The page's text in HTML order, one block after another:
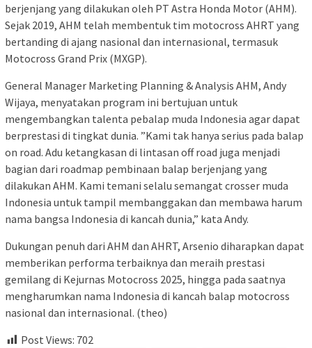
berjenjang yang dilakukan oleh PT Astra Honda Motor (AHM).
Sejak 2019, AHM telah membentuk tim motocross AHRT yang
bertanding di ajang nasional dan internasional, termasuk
Motocross Grand Prix (MXGP).
General Manager Marketing Planning & Analysis AHM, Andy
Wijaya, menyatakan program ini bertujuan untuk
mengembangkan talenta pebalap muda Indonesia agar dapat
berprestasi di tingkat dunia. ”Kami tak hanya serius pada balap
on road. Adu ketangkasan di lintasan off road juga menjadi
bagian dari roadmap pembinaan balap berjenjang yang
dilakukan AHM. Kami temani selalu semangat crosser muda
Indonesia untuk tampil membanggakan dan membawa harum
nama bangsa Indonesia di kancah dunia,” kata Andy.
Dukungan penuh dari AHM dan AHRT, Arsenio diharapkan dapat
memberikan performa terbaiknya dan meraih prestasi
gemilang di Kejurnas Motocross 2025, hingga pada saatnya
mengharumkan nama Indonesia di kancah balap motocross
nasional dan internasional. (theo)
Post Views: 702